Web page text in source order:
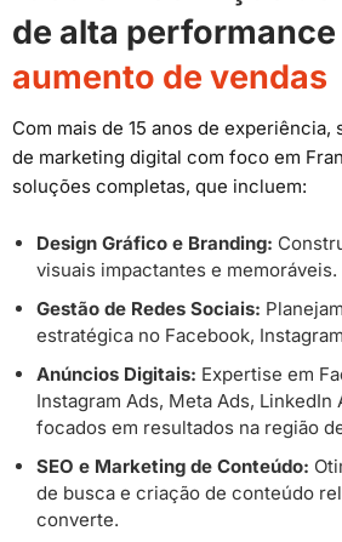
de alta performance
aumento de vendas
Com mais de 15 anos de experiência,
de marketing digital com foco em
soluções completas, que incluem:
Design Gráfico e Branding:
visuais impactantes e memoráveis.
Gestão de Redes Sociais:
estratégica no Facebook,
Anúncios Digitais: Expertise em
Instagram Ads, Meta Ads, LinkedIn
focados em resultados na região
SEO e Marketing de Conteúdo:
de busca e criação de conteúdo
converte.